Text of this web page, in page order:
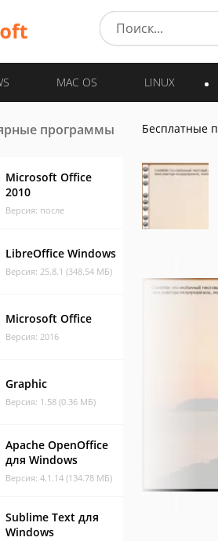
MAC OS LINUX
программы
Microsoft Office
2010
Версия: после
LibreOffice Windows
Версия: 25.8.1 (348.54 МБ)
Microsoft Office
Версия: 2016
Graphic
Версия: 1.58 (0.36 МБ)
Apache OpenOffice
для Windows
Версия: 4.1.14 (134.78 МБ)
Sublime Text для
Windows
Бесплатные